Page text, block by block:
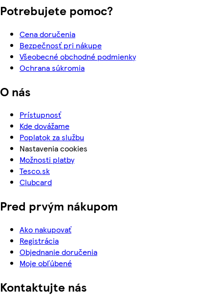
Potrebujete pomoc?
Cena doručenia
Bezpečnosť pri nákupe
Všeobecné obchodné podmienky
Ochrana súkromia
O nás
Prístupnosť
Kde dovážame
Poplatok za službu
Nastavenia cookies
Možnosti platby
Tesco.sk
Clubcard
Pred prvým nákupom
Ako nakupovať
Registrácia
Objednanie doručenia
Moje obľúbené
Kontaktujte nás